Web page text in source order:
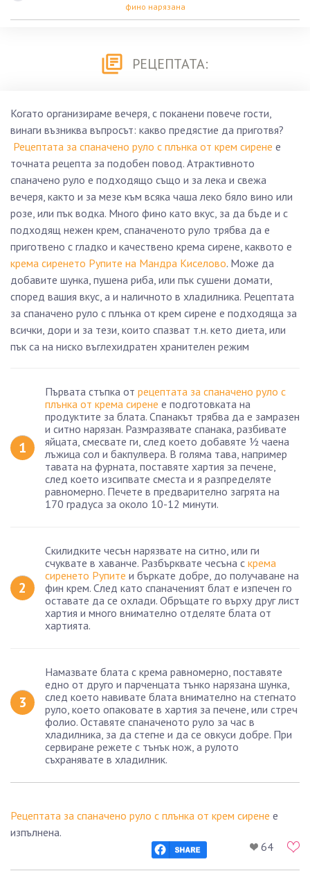
фино нарязана
РЕЦЕПТАТА:
Когато организираме вечеря, с поканени повече гости,
винаги възниква въпросът: какво предястие да приготвя?
Рецептата за спаначено руло с плънка от крем сирене е
точната рецепта за подобен повод. Атрактивното
спаначено руло е подходящо също и за лека и свежа
вечеря, както и за мезе към всяка чаша леко бяло вино или
розе, или пък водка. Много фино като вкус, за да бъде и с
подходящ нежен крем, спаначеното руло трябва да е
приготвено с гладко и качествено крема сирене, каквото е
крема сиренето Рупите на Мандра Киселово. Може да
добавите шунка, пушена риба, или пък сушени домати,
според вашия вкус, а и наличното в хладилника. Рецептата
за спаначено руло с плънка от крем сирене е подходяща за
всички, дори и за тези, които спазват т.н. кето диета, или
пък са на ниско въглехидратен хранителен режим
Първата стъпка от рецептата за спаначено руло с
плънка от крема сирене е подготовката на
продуктите за блата. Спанакът трябва да е замразен
и ситно нарязан. Размразявате спанака, разбивате
яйцата, смесвате ги, след което добавяте ½ чаена
лъжица сол и бакпулвера. В голяма тава, например
тавата на фурната, поставяте хартия за печене,
след което изсипвате сместа и я разпределяте
равномерно. Печете в предварително загрята на
170 градуса за около 10-12 минути.
Скилидките чесън нарязвате на ситно, или ги
счуквате в хаванче. Разбърквате чесъна с крема
сиренето Рупите и бъркате добре, до получаване на
фин крем. След като спаначеният блат е изпечен го
оставате да се охлади. Обръщате го върху друг лист
хартия и много внимателно отделяте блата от
хартията.
Намазвате блата с крема равномерно, поставяте
едно от друго и парченцата тънко нарязана шунка,
след което навивате блата внимателно на стегнато
руло, което опаковате в хартия за печене, или стреч
фолио. Оставяте спаначеното руло за час в
хладилника, за да стегне и да се овкуси добре. При
сервиране режете с тънък нож, а рулото
съхранявате в хладилник.
Рецептата за спаначено руло с плънка от крем сирене е
изпълнена.
64